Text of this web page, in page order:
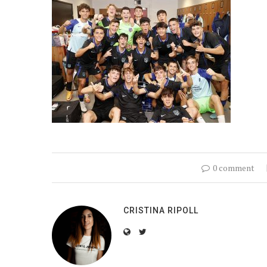
0 comment
CRISTINA RIPOLL